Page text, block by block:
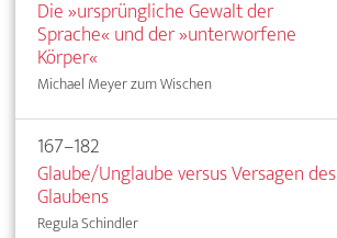
Die »ursprüngliche Gewalt der
Sprache« und der »unterworfene
Körper«
Michael Meyer zum Wischen
167–182
Glaube/Unglaube versus Versagen des
Glaubens
Regula Schindler